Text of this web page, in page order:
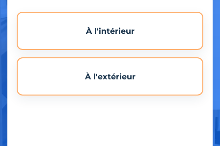
À l'intérieur
À l'extérieur